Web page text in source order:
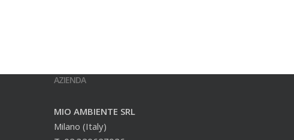
AZIENDA
MIO AMBIENTE SRL
Milano (Italy)